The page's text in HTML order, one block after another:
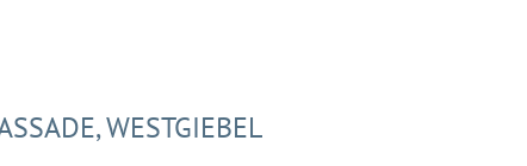
WESTGIEBEL